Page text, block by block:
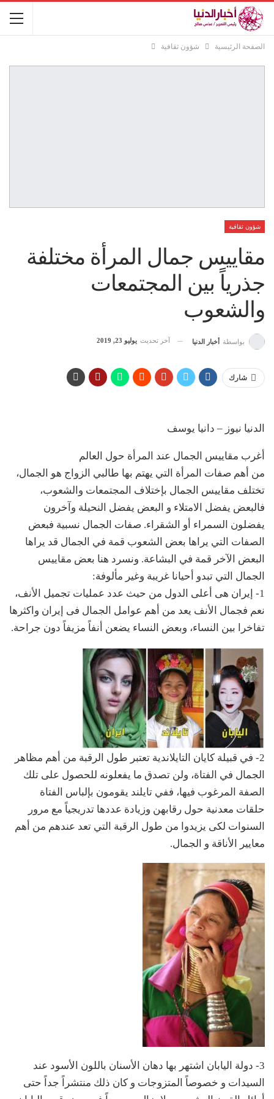
الصفحة الرئيسية شؤون ثقافية
شؤون ثقافية
مقاييس جمال المرأة مختلفة
جذرياً بين المجتمعات
والشعوب
بواسطة أخبار الدنيا آخر تحديث يوليو 23, 2019
شارك
الدنيا نيوز – دانيا يوسف
أغرب مقاييس الجمال عند المرأة حول العالم
من أهم صفات المرأة التي يهتم بها طالبي الزواج هو الجمال،
تختلف مقاييس الجمال بإختلاف المجتمعات والشعوب،
فالبعض يفضل الامتلاء و البعض يفضل النحيلة وآخرون
يفضلون السمراء أو الشقراء. صفات الجمال نسبية فبعض
الصفات التي يراها بعض الشعوب قمة في الجمال قد يراها
البعض الآخر قمة في البشاعة. ونسرد هنا بعض مقاييس
الجمال التي تبدو أحيانا غريبة وغير مألوفة:
1- إيران هى أعلى الدول من حيث عدد عمليات تجميل الأنف،
نعم فجمال الأنف يعد من أهم عوامل الجمال فى إيران واكثرها
تفاخرا بين النساء، وبعض النساء يضعن أنفاً مزيفاً دون جراحة.
2- في قبيلة كايان التايلاندية تعتبر طول الرقبة من أهم مظاهر
الجمال في الفتاة، ولن تصدق ما يفعلونه للحصول على تلك
الصفة المرغوب فيها، ففي تايلند يقومون بإلباس الفتاة
حلقات معدنية حول رقابهن وزيادة عددها تدريجياً مع مرور
السنوات لكى يزيدوا من طول الرقبة التي تعد عندهم من أهم
معايير الأناقة و الجمال.
3- دولة اليابان اشتهر بها دهان الأسنان باللون الأسود عند
السيدات و خصوصاً المتزوجات و كان ذلك منتشراً جداً حتى